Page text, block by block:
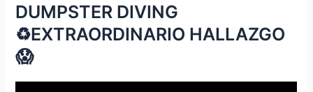
DUMPSTER DIVING
♻️EXTRAORDINARIO HALLAZGO
😱